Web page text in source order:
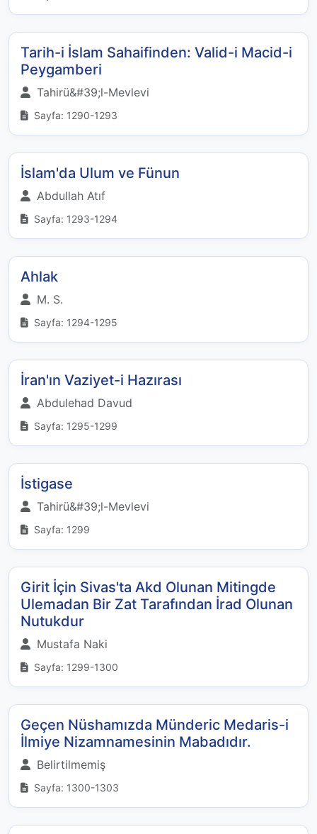
Tarih-i İslam Sahaifinden: Valid-i Macid-i
Peygamberi
Tahirü&#39;l-Mevlevi
Sayfa: 1290-1293
İslam'da Ulum ve Fünun
Abdullah Atıf
Sayfa: 1293-1294
Ahlak
M. S.
Sayfa: 1294-1295
İran'ın Vaziyet-i Hazırası
Abdulehad Davud
Sayfa: 1295-1299
İstigase
Tahirü&#39;l-Mevlevi
Sayfa: 1299
Girit İçin Sivas'ta Akd Olunan Mitingde
Ulemadan Bir Zat Tarafından İrad Olunan
Nutukdur
Mustafa Naki
Sayfa: 1299-1300
Geçen Nüshamızda Münderic Medaris-i
İlmiye Nizamnamesinin Mabadıdır.
Belirtilmemiş
Sayfa: 1300-1303